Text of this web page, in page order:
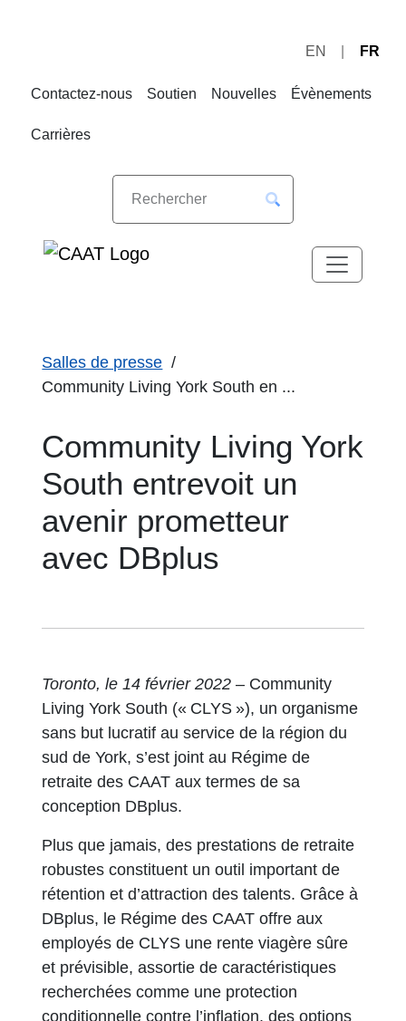
navigation
EN FR
Contactez-nous Soutien Nouvelles Évènements
Carrières
Salles de presse
Community Living York South en ...
Community Living York
South entrevoit un
avenir prometteur
avec DBplus
Toronto, le 14 février 2022– Community
Living York South (« CLYS »), un organisme
sans but lucratif au service de la région du
sud de York, s’est joint au Régime de
retraite des CAAT aux termes de sa
conception DBplus.
Plus que jamais, des prestations de retraite
robustes constituent un outil important de
rétention et d’attraction des talents. Grâce à
DBplus, le Régime des CAAT offre aux
employés de CLYS une rente viagère sûre
et prévisible, assortie de caractéristiques
recherchées comme une protection
conditionnelle contre l’inflation, des options